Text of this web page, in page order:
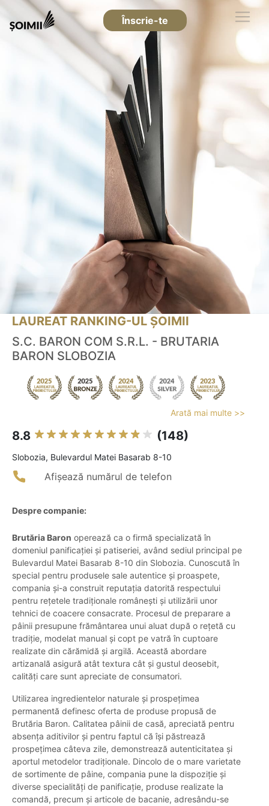
Înscrie-te
LAUREAT RANKING-UL ȘOIMII
S.C. BARON COM S.R.L. - BRUTARIA
BARON SLOBOZIA
Arată mai multe >>
8.8 (148)
Slobozia, Bulevardul Matei Basarab 8-10
Afișează numărul de telefon
Despre companie:
Brutăria Baron operează ca o firmă specializată în
domeniul panificației și patiseriei, având sediul principal pe
Bulevardul Matei Basarab 8-10 din Slobozia. Cunoscută în
special pentru produsele sale autentice și proaspete,
compania și-a construit reputația datorită respectului
pentru rețetele tradiționale românești și utilizării unor
tehnici de coacere consacrate. Procesul de preparare a
pâinii presupune frământarea unui aluat după o rețetă cu
tradiție, modelat manual și copt pe vatră în cuptoare
realizate din cărămidă și argilă. Această abordare
artizanală asigură atât textura cât și gustul deosebit,
calități care sunt apreciate de consumatori.
Utilizarea ingredientelor naturale și prospețimea
permanentă definesc oferta de produse propusă de
Brutăria Baron. Calitatea pâinii de casă, apreciată pentru
absența aditivilor și pentru faptul că își păstrează
prospețimea câteva zile, demonstrează autenticitatea și
aportul metodelor tradiționale. Dincolo de o mare varietate
de sortimente de pâine, compania pune la dispoziție și
diverse specialități de panificație, produse realizate la
comandă, precum și articole de bacanie, adresându-se